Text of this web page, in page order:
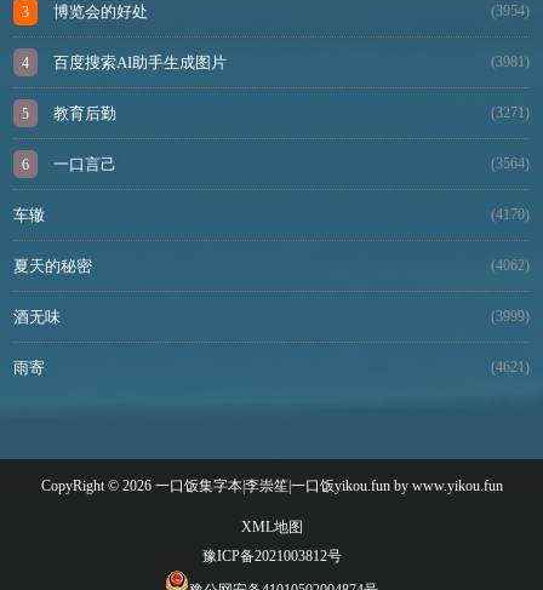
博览会的好处 (3954)
百度搜索AI助手生成图片 (3981)
教育后勤 (3271)
一口言己 (3564)
车辙 (4170)
夏天的秘密 (4062)
酒无味 (3999)
雨寄 (4621)
CopyRight © 2026 一口饭集字本|李崇笙|一口饭yikou.fun by www.yikou.fun
XML地图
豫ICP备2021003812号